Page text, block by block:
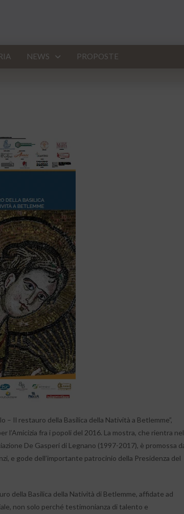
NEWS PROPOSTE
Il restauro della Basilica della Natività a Betlemme”,
fra i popoli del 2016. La mostra, che rientra nel
De Gasperi di Legnano (1997-2017), è promossa
e gode dell’importante patrocinio della Presidenza del
della Basilica della Natività di Betlemme, affidate ad
non solo perché testimonianza di talento e